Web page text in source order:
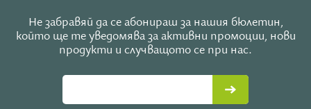
Не забравяй да се абонираш за нашия бюлетин,
който ще те уведомява за активни промоции, нови
продукти и случващото се при нас.